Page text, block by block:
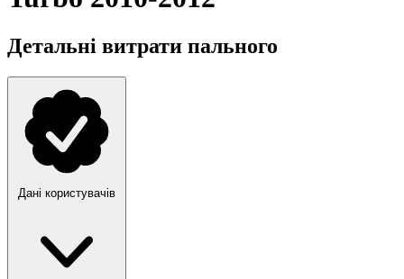
Детальні витрати пального
Дані користувачів